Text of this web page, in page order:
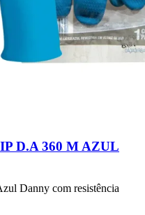
D.A 360 M AZUL
Danny com resistência